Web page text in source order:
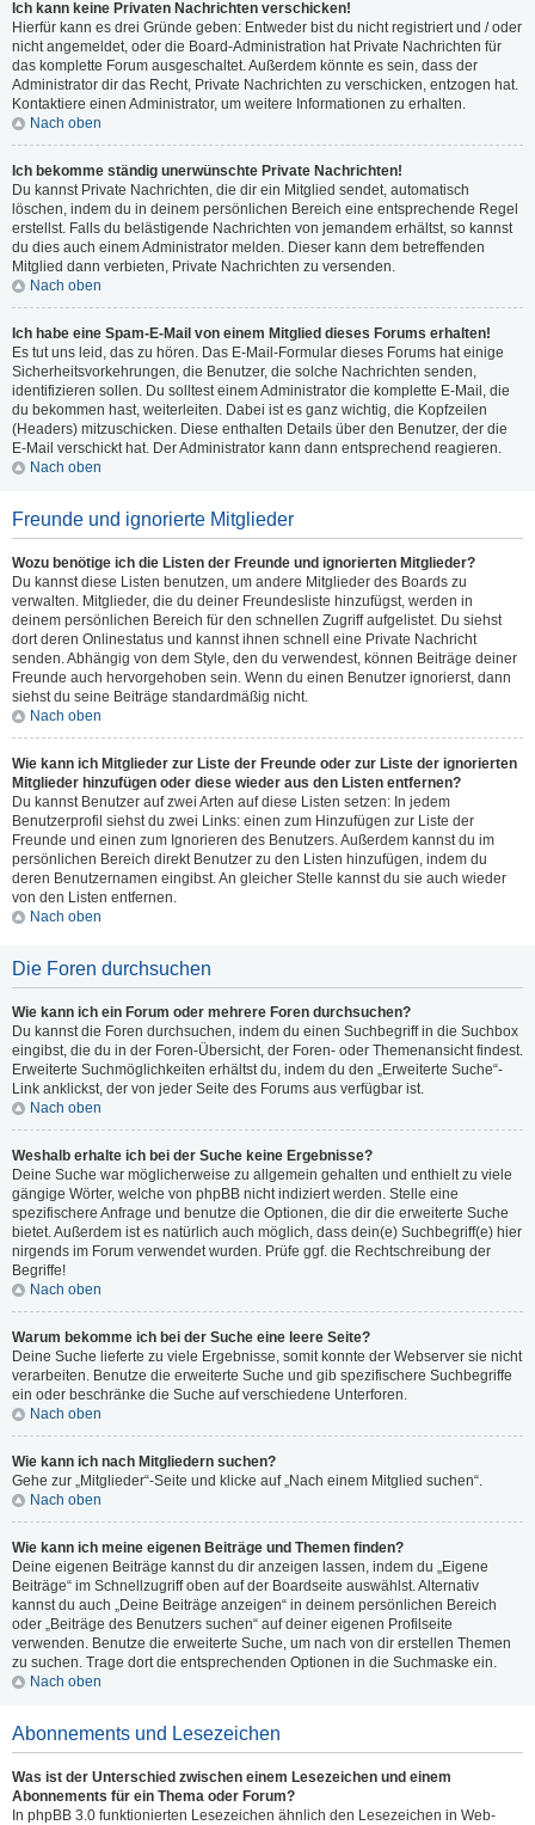
Ich kann keine Privaten Nachrichten verschicken!
Hierfür kann es drei Gründe geben: Entweder bist du nicht registriert und / oder
nicht angemeldet, oder die Board-Administration hat Private Nachrichten für
das komplette Forum ausgeschaltet. Außerdem könnte es sein, dass der
Administrator dir das Recht, Private Nachrichten zu verschicken, entzogen hat.
Kontaktiere einen Administrator, um weitere Informationen zu erhalten.
Nach oben
Ich bekomme ständig unerwünschte Private Nachrichten!
Du kannst Private Nachrichten, die dir ein Mitglied sendet, automatisch
löschen, indem du in deinem persönlichen Bereich eine entsprechende Regel
erstellst. Falls du belästigende Nachrichten von jemandem erhältst, so kannst
du dies auch einem Administrator melden. Dieser kann dem betreffenden
Mitglied dann verbieten, Private Nachrichten zu versenden.
Nach oben
Ich habe eine Spam-E-Mail von einem Mitglied dieses Forums erhalten!
Es tut uns leid, das zu hören. Das E-Mail-Formular dieses Forums hat einige
Sicherheitsvorkehrungen, die Benutzer, die solche Nachrichten senden,
identifizieren sollen. Du solltest einem Administrator die komplette E-Mail, die
du bekommen hast, weiterleiten. Dabei ist es ganz wichtig, die Kopfzeilen
(Headers) mitzuschicken. Diese enthalten Details über den Benutzer, der die
E-Mail verschickt hat. Der Administrator kann dann entsprechend reagieren.
Nach oben
Freunde und ignorierte Mitglieder
Wozu benötige ich die Listen der Freunde und ignorierten Mitglieder?
Du kannst diese Listen benutzen, um andere Mitglieder des Boards zu
verwalten. Mitglieder, die du deiner Freundesliste hinzufügst, werden in
deinem persönlichen Bereich für den schnellen Zugriff aufgelistet. Du siehst
dort deren Onlinestatus und kannst ihnen schnell eine Private Nachricht
senden. Abhängig von dem Style, den du verwendest, können Beiträge deiner
Freunde auch hervorgehoben sein. Wenn du einen Benutzer ignorierst, dann
siehst du seine Beiträge standardmäßig nicht.
Nach oben
Wie kann ich Mitglieder zur Liste der Freunde oder zur Liste der ignorierten
Mitglieder hinzufügen oder diese wieder aus den Listen entfernen?
Du kannst Benutzer auf zwei Arten auf diese Listen setzen: In jedem
Benutzerprofil siehst du zwei Links: einen zum Hinzufügen zur Liste der
Freunde und einen zum Ignorieren des Benutzers. Außerdem kannst du im
persönlichen Bereich direkt Benutzer zu den Listen hinzufügen, indem du
deren Benutzernamen eingibst. An gleicher Stelle kannst du sie auch wieder
von den Listen entfernen.
Nach oben
Die Foren durchsuchen
Wie kann ich ein Forum oder mehrere Foren durchsuchen?
Du kannst die Foren durchsuchen, indem du einen Suchbegriff in die Suchbox
eingibst, die du in der Foren-Übersicht, der Foren- oder Themenansicht findest.
Erweiterte Suchmöglichkeiten erhältst du, indem du den „Erweiterte Suche“-
Link anklickst, der von jeder Seite des Forums aus verfügbar ist.
Nach oben
Weshalb erhalte ich bei der Suche keine Ergebnisse?
Deine Suche war möglicherweise zu allgemein gehalten und enthielt zu viele
gängige Wörter, welche von phpBB nicht indiziert werden. Stelle eine
spezifischere Anfrage und benutze die Optionen, die dir die erweiterte Suche
bietet. Außerdem ist es natürlich auch möglich, dass dein(e) Suchbegriff(e) hier
nirgends im Forum verwendet wurden. Prüfe ggf. die Rechtschreibung der
Begriffe!
Nach oben
Warum bekomme ich bei der Suche eine leere Seite?
Deine Suche lieferte zu viele Ergebnisse, somit konnte der Webserver sie nicht
verarbeiten. Benutze die erweiterte Suche und gib spezifischere Suchbegriffe
ein oder beschränke die Suche auf verschiedene Unterforen.
Nach oben
Wie kann ich nach Mitgliedern suchen?
Gehe zur „Mitglieder“-Seite und klicke auf „Nach einem Mitglied suchen“.
Nach oben
Wie kann ich meine eigenen Beiträge und Themen finden?
Deine eigenen Beiträge kannst du dir anzeigen lassen, indem du „Eigene
Beiträge“ im Schnellzugriff oben auf der Boardseite auswählst. Alternativ
kannst du auch „Deine Beiträge anzeigen“ in deinem persönlichen Bereich
oder „Beiträge des Benutzers suchen“ auf deiner eigenen Profilseite
verwenden. Benutze die erweiterte Suche, um nach von dir erstellen Themen
zu suchen. Trage dort die entsprechenden Optionen in die Suchmaske ein.
Nach oben
Abonnements und Lesezeichen
Was ist der Unterschied zwischen einem Lesezeichen und einem
Abonnements für ein Thema oder Forum?
In phpBB 3.0 funktionierten Lesezeichen ähnlich den Lesezeichen in Web-